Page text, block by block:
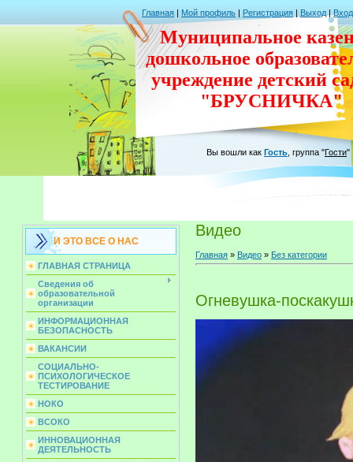
Главная | Мой профиль | Регистрация | Выход | Вход
Муниципальное
дошкольное
учреждение детский
"БРУСНИЧКА"
Вы вошли как Гость группа "Гости"
И ЭТО ВСЕ О НАС
ГЛАВНАЯ СТРАНИЦА
Сведения об
образовательной
организации
ИНФОРМАЦИОННАЯ
БЕЗОПАСНОСТЬ
ВАКАНСИИ
СОЦИАЛЬНО-
ПСИХОЛОГИЧЕСКОЕ
ТЕСТИРОВАНИЕ
НОКО
ВСОКО
ИННОВАЦИОННАЯ
ДЕЯТЕЛЬНОСТЬ
Видео
Главная » Видео » Без категории
Огневушка-